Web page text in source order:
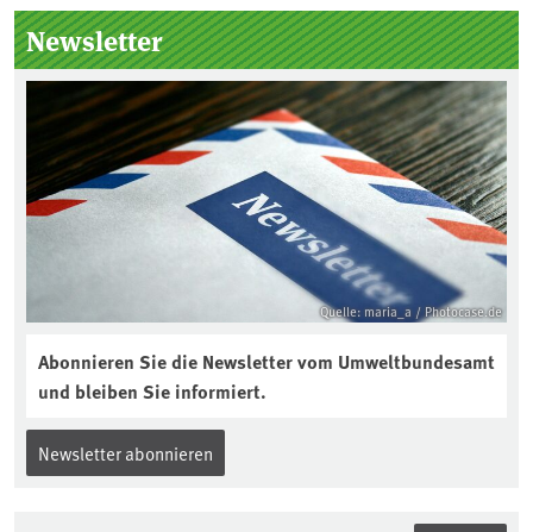
Kuratorium, wie wird der Boden des
Jahres ausgewählt und was passiert
eigentlich während eines solchen
Bodenjahres? Infos dazu gibt es im
aktuellen Podcast „Soilcast“. Jetzt
reinhören:
https://soilcast.de/interview/sc202-
interview-die-kuer-der-krume/
Newsletter
Quelle: maria_a / Photocase.de
Abonnieren Sie die Newsletter vom Umweltbundesamt
und bleiben Sie informiert.
Newsletter abonnieren